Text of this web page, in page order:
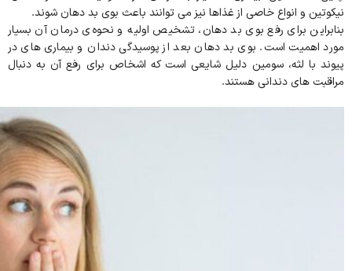
نیکوتین و انواع خاصی از غذاها نیز می توانند باعث بوی بد دهان شوند.
بنابراین برای رفع بوی بد دهان، تشخیص اولیه و نحوه‌ی درمان آن بسیار
مورد اهمیت است. بوی بد دهان بعد از پوسیدگی دندان و بیماری های در
پیوند با لثه، سومین دلیل شایعی است که اشخاص برای رفع آن به دنبال
مراقبت های دندانی هستند.